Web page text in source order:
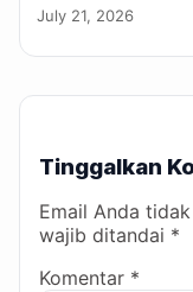
July 21, 2026
Tinggalkan
Email Anda
wajib ditandai *
Komentar *